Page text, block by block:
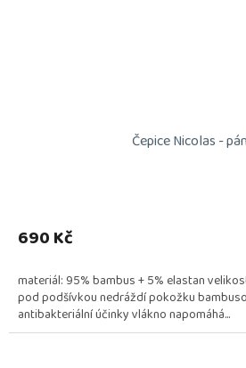
Čepice Nicolas -
690 Kč
materiál: 95% bambus + 5% elastan
pod podšívkou nedráždí pokožku
antibakteriální účinky vlákno napomáhá...